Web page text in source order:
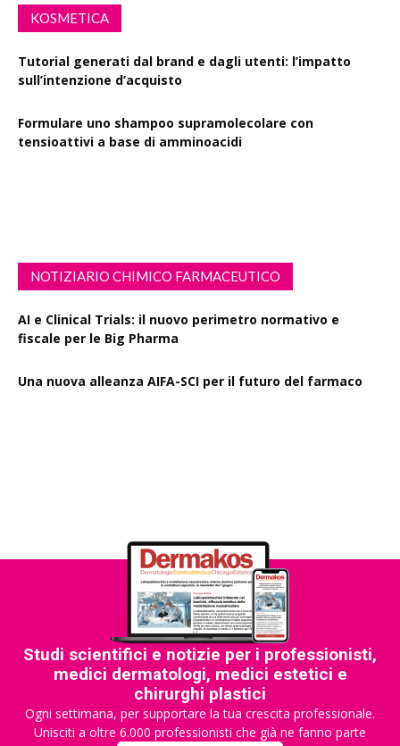
KOSMETICA
Tutorial generati dal brand e dagli utenti: l’impatto
sull’intenzione d’acquisto
Formulare uno shampoo supramolecolare con
tensioattivi a base di amminoacidi
NOTIZIARIO CHIMICO FARMACEUTICO
AI e Clinical Trials: il nuovo perimetro normativo e
fiscale per le Big Pharma
Una nuova alleanza AIFA-SCI per il futuro del farmaco
Studi scientifici e notizie per i professionisti,
medici dermatologi, medici estetici e
chirurghi plastici
Ogni settimana, per supportare la tua crescita professionale.
Unisciti a oltre 6.000 professionisti che già ne fanno parte